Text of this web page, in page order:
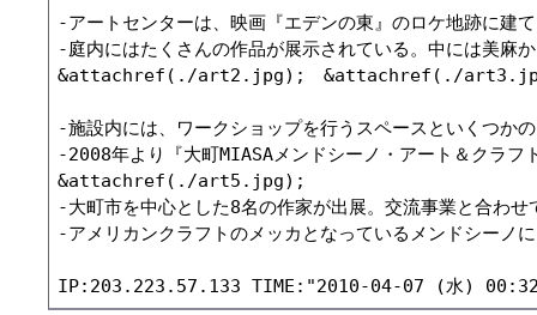
-アートセンターは、映画『エデンの東』のロケ地跡に建
-庭内にはたくさんの作品が展示されている。中には美麻
&attachref(./art2.jpg);　&attachref(./
-施設内には、ワークショップを行うスペースといくつか
-2008年より『大町MIASAメンドシーノ・アート＆クラ
&attachref(./art5.jpg);
-大町市を中心とした8名の作家が出展。交流事業と合わ
-アメリカンクラフトのメッカとなっているメンドシーノ